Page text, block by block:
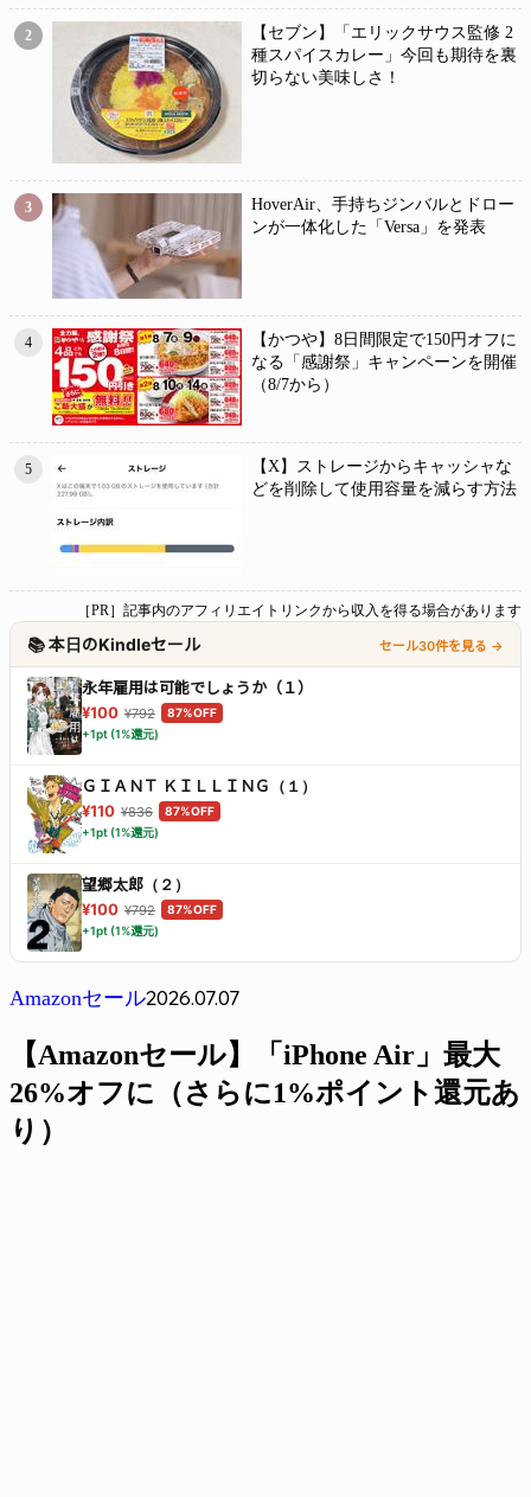
2
【セブン】「エリックサウス監修 2
種スパイスカレー」今回も期待を裏
切らない美味しさ！
3
HoverAir、手持ちジンバルとドロー
ンが一体化した「Versa」を発表
4
【かつや】8日間限定で150円オフに
なる「感謝祭」キャンペーンを開催
（8/7から）
5
【X】ストレージからキャッシャな
どを削除して使用容量を減らす方法
［PR］記事内のアフィリエイトリンクから収入を得る場合があります
📚 本日のKindleセール セール30件を見る →
永年雇用は可能でしょうか（１）
¥100 ¥792
87%OFF
+1pt (1%還元)
ＧＩＡＮＴ ＫＩＬＬＩＮＧ（１）
¥110 ¥836
87%OFF
+1pt (1%還元)
望郷太郎（２）
¥100 ¥792
87%OFF
+1pt (1%還元)
Amazonセール2026.07.07
【Amazonセール】「iPhone Air」最大
26%オフに（さらに1%ポイント還元あ
り）